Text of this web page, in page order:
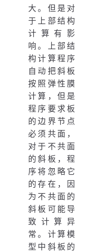
大。但是对
于上部结构
计算有影
响。上部结
构计算程序
自动把斜板
按照弹性膜
计算，但是
程序要求板
的边界节点
必须共面，
对于不共面
的斜板，程
序将忽略它
的存在，因
为不共面的
斜板可能导
致计算异
常。计算模
型中斜板的